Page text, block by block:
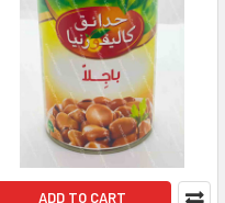
ADD TO CART